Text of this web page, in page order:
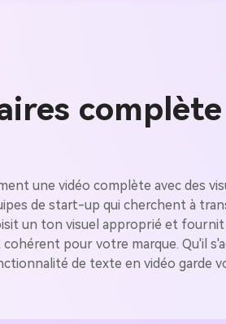
complète
une vidéo complète avec des
de start-up qui cherchent à
un ton visuel approprié et
pour votre marque. Qu'il
de texte en vidéo garde
des images
100 %
→